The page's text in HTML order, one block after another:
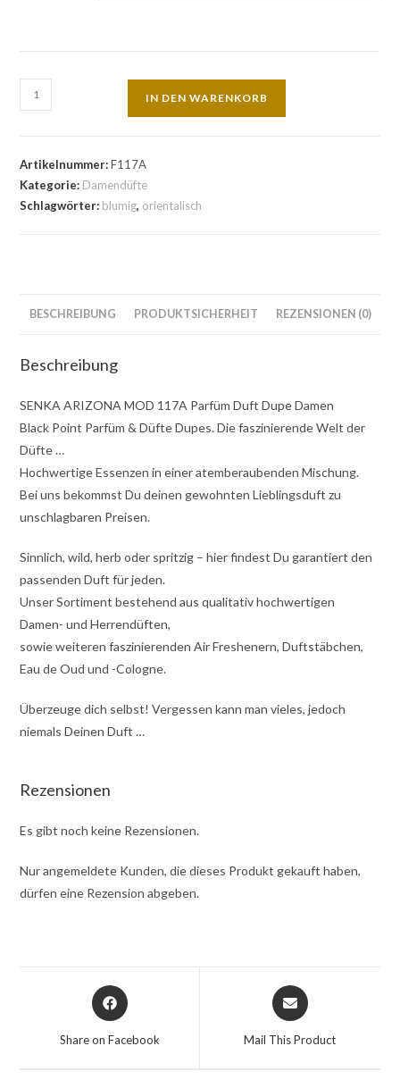
IN DEN WARENKORB
Artikelnummer:F117A
Kategorie: Damendüfte
Schlagwörter: blumig, orientalisch
BESCHREIBUNG PRODUKTSICHERHEIT REZENSIONEN (0)
Beschreibung
SENKA ARIZONA MOD 117A Parfüm Duft Dupe Damen
Black Point Parfüm & Düfte Dupes. Die faszinierende Welt der
Düfte …
Hochwertige Essenzen in einer atemberaubenden Mischung.
Bei uns bekommst Du deinen gewohnten Lieblingsduft zu
unschlagbaren Preisen.
Sinnlich, wild, herb oder spritzig – hier findest Du garantiert den
passenden Duft für jeden.
Unser Sortiment bestehend aus qualitativ hochwertigen
Damen- und Herrendüften,
sowie weiteren faszinierenden Air Freshenern, Duftstäbchen,
Eau de Oud und -Cologne.
Überzeuge dich selbst! Vergessen kann man vieles, jedoch
niemals Deinen Duft …
Rezensionen
Es gibt noch keine Rezensionen.
Nur angemeldete Kunden, die dieses Produkt gekauft haben,
dürfen eine Rezension abgeben.
Share on Facebook Mail This Product